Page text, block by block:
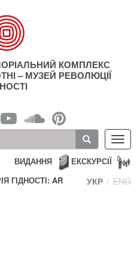
КОМПЛЕКС
– МУЗЕЙ РЕВОЛЮЦІЇ
ЕКСКУРСІЇ
ВИДАННЯ
ГІДНОСТІ: AR
УКР ENG